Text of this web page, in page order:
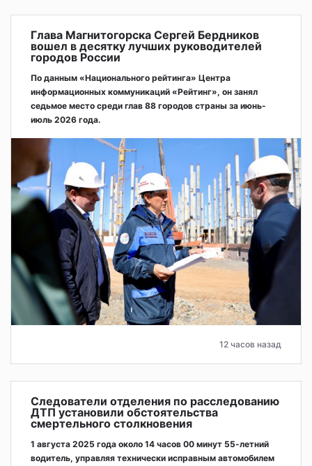
Глава Магнитогорска Сергей Бердников
вошел в десятку лучших руководителей
городов России
По данным «Национального рейтинга» Центра
информационных коммуникаций «Рейтинг», он занял
седьмое место среди глав 88 городов страны за июнь-
июль 2026 года.
12 часов назад
Следователи отделения по расследованию
ДТП установили обстоятельства
смертельного столкновения
1 августа 2025 года около 14 часов 00 минут 55-летний
водитель, управляя технически исправным автомобилем